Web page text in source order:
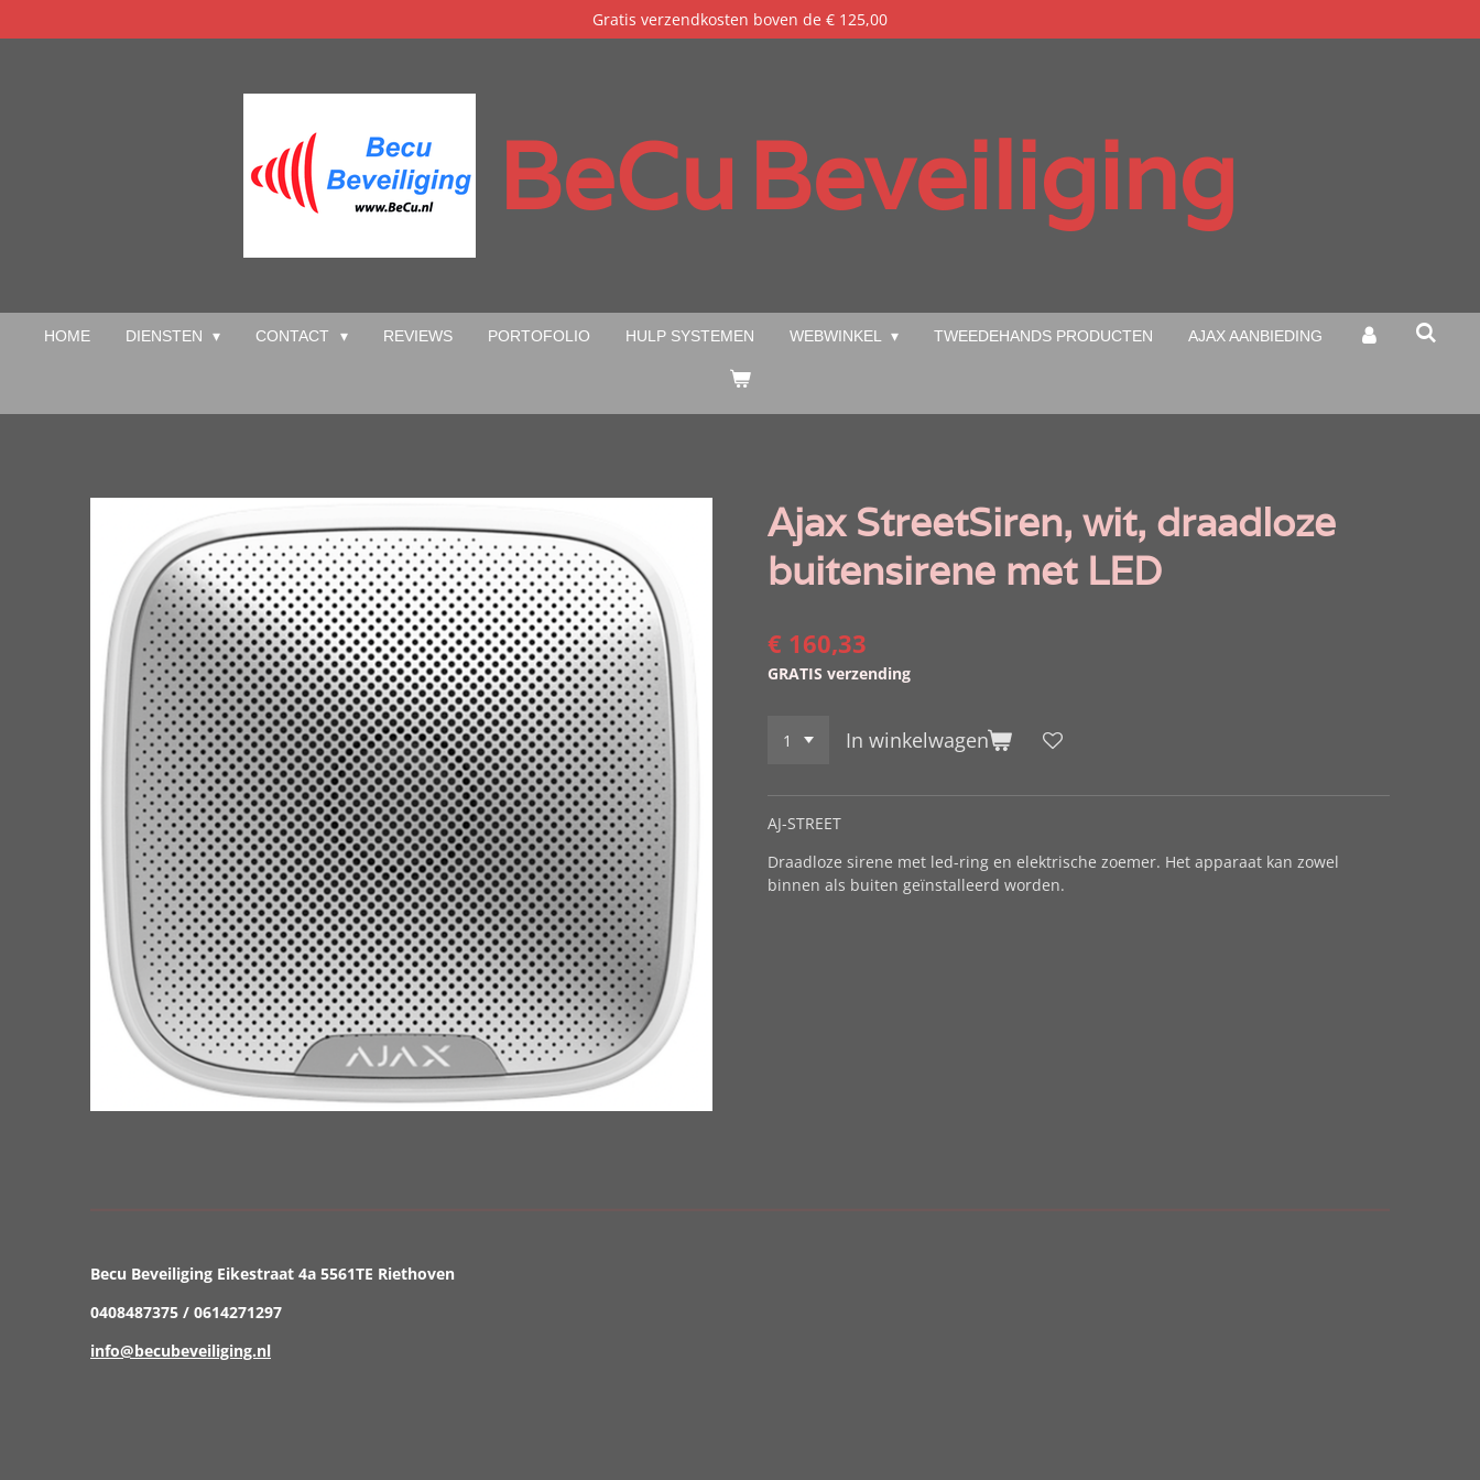
direct
Gratis verzendkosten boven de € 125,00
BeCu Beveiliging
HOME DIENSTEN CONTACT REVIEWS PORTOFOLIO HULP SYSTEMEN WEBWINKEL TWEEDEHANDS PRODUCTEN AJAX AANBIEDING
Ajax StreetSiren, wit, draadloze
buitensirene met LED
€ 160,33
GRATIS verzending
In winkelwagen
AJ-STREET
Draadloze sirene met led-ring en elektrische zoemer. Het apparaat kan zowel
binnen als buiten geïnstalleerd worden.
Becu Beveiliging Eikestraat 4a 5561TE Riethoven
0408487375 / 0614271297
info@becubeveiliging.nl